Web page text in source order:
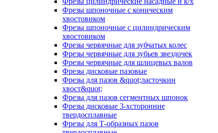
Фрезы шпоночные с коническим
хвостовиком
Фрезы шпоночные с цилиндрическим
хвостовиком
Фрезы червячные для зубчатых колес
Фрезы червячные для зубьев звездочек
Фрезы червячные для шлицевых валов
Фрезы дисковые пазовые
Фрезы для пазов &quot;ласточкин
хвост&quot;
Фрезы для пазов сегментных шпонок
Фрезы дисковые 3-хсторонние
твердосплавные
Фрезы для Т-образных пазов